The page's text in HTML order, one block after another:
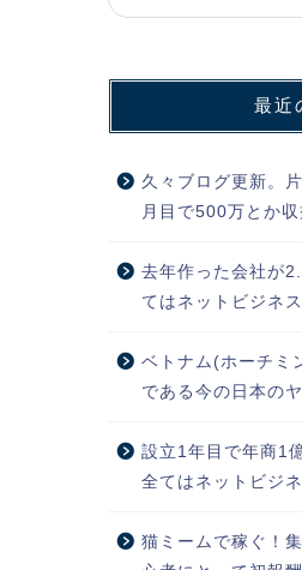
最近
久々ブログ更新。
月目で500万とか
去年作った会社が
てはネットビジネ
ベトナム(ホーチミ
である今の日本の
設立1年目で年商1
全てはネットビジ
猫ミームで稼ぐ！